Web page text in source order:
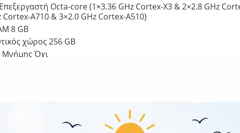
Octa-core (1×3.36 GHz Cortex-X3 & 2×2.8 GHz
Cortex-A710 & 3×2.0 GHz Cortex-A510)
8 GB
χώρος 256 GB
Μνήμης Όχι
Single 10 MP, f/2.2, 23mm (wide), 1.22µm